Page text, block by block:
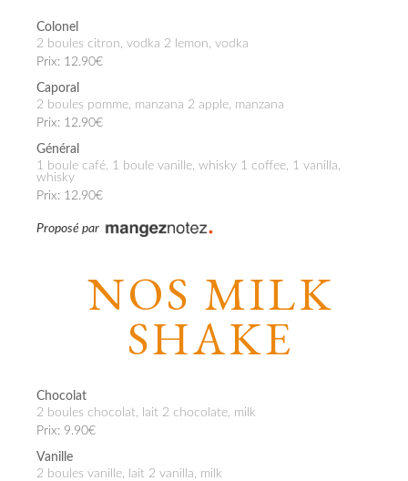
Colonel
2 boules citron, vodka 2 lemon, vodka
Prix: 12.90€
Caporal
2 boules pomme, manzana 2 apple, manzana
Prix: 12.90€
Général
1 boule café, 1 boule vanille, whisky 1 coffee, 1 vanilla,
whisky
Prix: 12.90€
Proposé par
NOS MILK
SHAKE
Chocolat
2 boules chocolat, lait 2 chocolate, milk
Prix: 9.90€
Vanille
2 boules vanille, lait 2 vanilla, milk